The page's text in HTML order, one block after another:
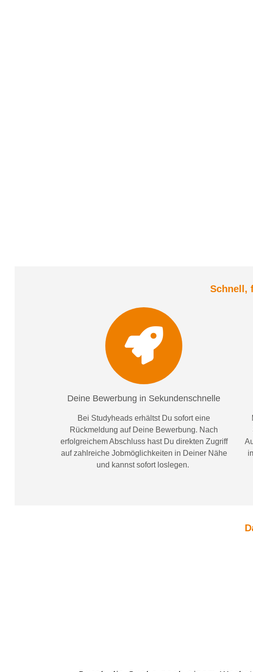
Schnell,
Deine Bewerbung in Sekundenschnelle
Bei Studyheads erhältst Du sofort eine
Rückmeldung auf Deine Bewerbung. Nach
erfolgreichem Abschluss hast Du direkten Zugriff
auf zahlreiche Jobmöglichkeiten in Deiner Nähe
und kannst sofort loslegen.